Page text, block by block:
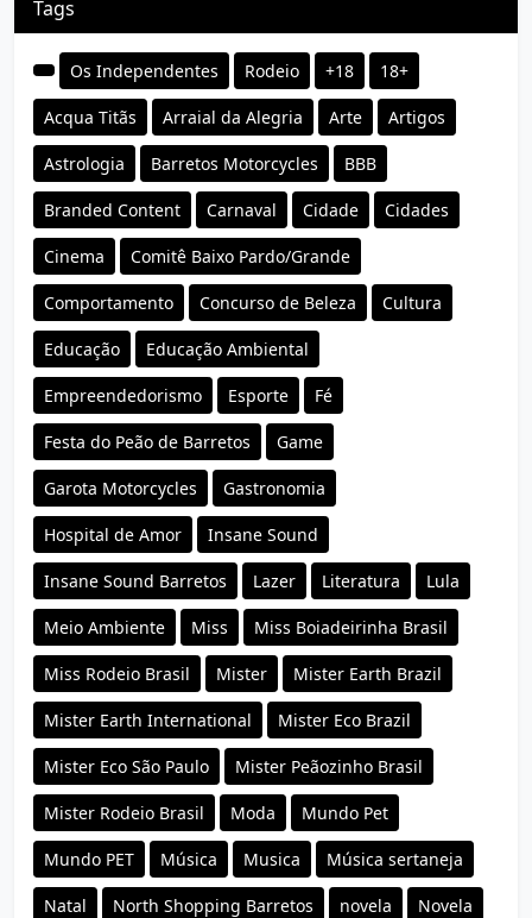
Tags
Os Independentes Rodeio +18 18+
Acqua Titãs Arraial da Alegria Arte Artigos
Astrologia Barretos Motorcycles BBB
Branded Content Carnaval Cidade Cidades
Cinema Comitê Baixo Pardo/Grande
Comportamento Concurso de Beleza Cultura
Educação Educação Ambiental
Empreendedorismo Esporte Fé
Festa do Peão de Barretos Game
Garota Motorcycles Gastronomia
Hospital de Amor Insane Sound
Insane Sound Barretos Lazer Literatura Lula
Meio Ambiente Miss Miss Boiadeirinha Brasil
Miss Rodeio Brasil Mister Mister Earth Brazil
Mister Earth International Mister Eco Brazil
Mister Eco São Paulo Mister Peãozinho Brasil
Mister Rodeio Brasil Moda Mundo Pet
Mundo PET Música Musica Música sertaneja
Natal North Shopping Barretos novela Novela